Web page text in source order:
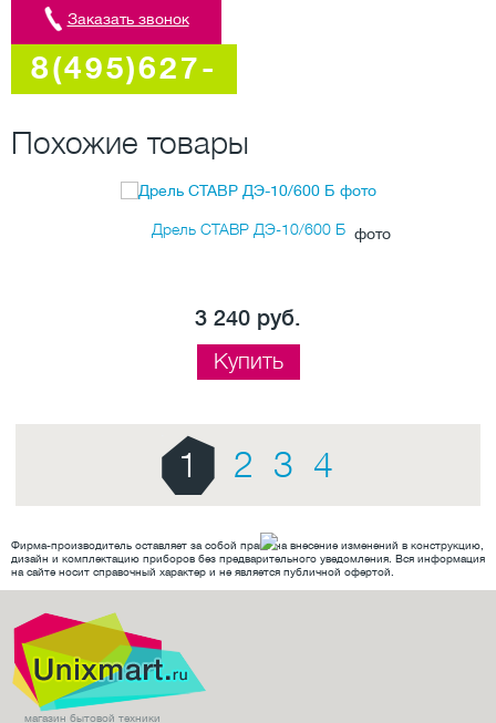
Заказать звонок
8(495)627-
Похожие товары
Дрель СТАВР ДЭ-10/600 Б
3 240 руб.
Купить
1 2 3 4
Фирма-производитель оставляет за собой право на внесение изменений в конструкцию,
дизайн и комплектацию приборов без предварительного уведомления. Вся информация
на сайте носит справочный характер и не является публичной офертой.
магазин бытовой техники